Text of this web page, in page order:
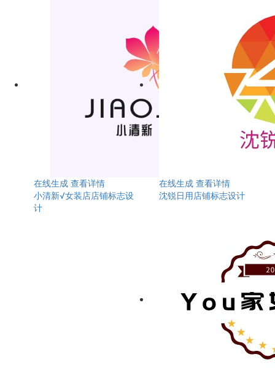
在线生成 查看详情
小清新√女装店店铺标志设
计
在线生成 查看详情
沈锐日用店铺标志设计